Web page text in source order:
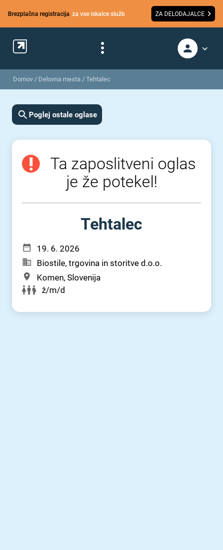
Brezplačna registracija za vse iskalce služb ZA DELODAJALCE
Domov / Delovna mesta / Tehtalec
Poglej ostale oglase
Ta zaposlitveni oglas
je že potekel!
Tehtalec
19. 6. 2026
Biostile, trgovina in storitve d.o.o.
Komen, Slovenija
ž/m/d